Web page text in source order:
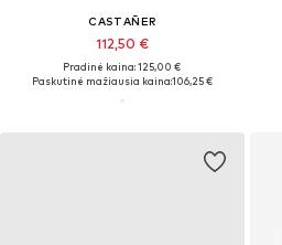
CASTAÑER
112,50 €
Pradinė kaina: 125,00 €
Paskutinė mažiausia kaina:106,25 €